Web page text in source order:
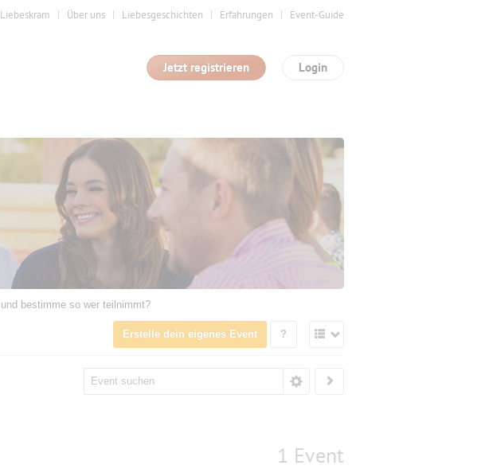
Liebeskram Über uns Liebesgeschichten Erfahrungen Event-Guide
Login
Jetzt registrieren
und bestimme so wer teilnimmt?
Erstelle dein eigenes Event ?
1 Event